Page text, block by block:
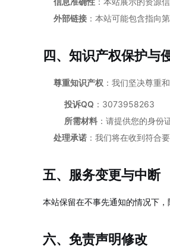
外部链接 ：本站可能包含指向
四、知识产权保护与
尊重知识产权 ：我们坚决尊重
投诉QQ ：3073958263
所需材料 ：请提供您的身份
处理承诺 ：我们将在收到符合
五、服务变更与中断
本站保留在不事先通知的情况下
六、免责声明修改